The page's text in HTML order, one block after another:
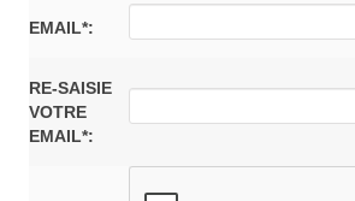
EMAIL*:
RE-SAISIE
VOTRE
EMAIL*: